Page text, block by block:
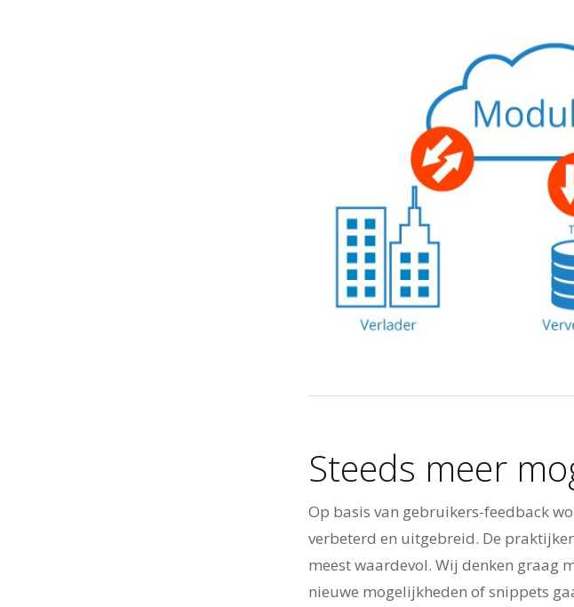
Steeds meer
Op basis van gebruikers-feedback
verbeterd en uitgebreid. De
meest waardevol. Wij denken graag
nieuwe mogelijkheden of snippets